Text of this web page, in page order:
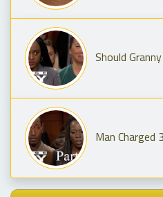
Should Granny
Man Charged 3X the